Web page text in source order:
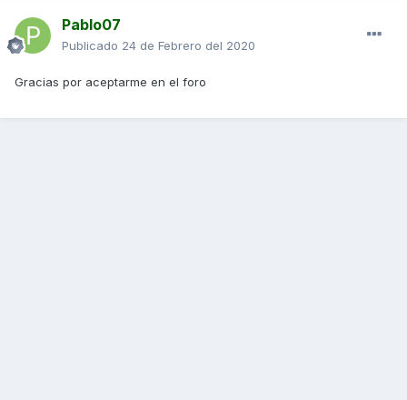
Pablo07
Publicado 24 de Febrero del 2020
Gracias por aceptarme en el foro